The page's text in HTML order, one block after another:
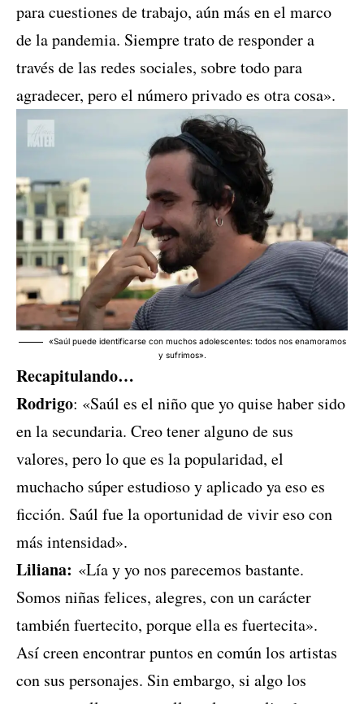
para cuestiones de trabajo, aún más en el marco
de la pandemia. Siempre trato de responder a
través de las redes sociales, sobre todo para
agradecer, pero el número privado es otra cosa».
«Saúl puede identificarse con muchos adolescentes: todos nos enamoramos
y sufrimos».
Recapitulando…
Rodrigo: «Saúl es el niño que yo quise haber sido
en la secundaria. Creo tener alguno de sus
valores, pero lo que es la popularidad, el
muchacho súper estudioso y aplicado ya eso es
ficción. Saúl fue la oportunidad de vivir eso con
más intensidad».
Liliana: «Lía y yo nos parecemos bastante.
Somos niñas felices, alegres, con un carácter
también fuertecito, porque ella es fuertecita».
Así creen encontrar puntos en común los artistas
con sus personajes. Sin embargo, si algo los